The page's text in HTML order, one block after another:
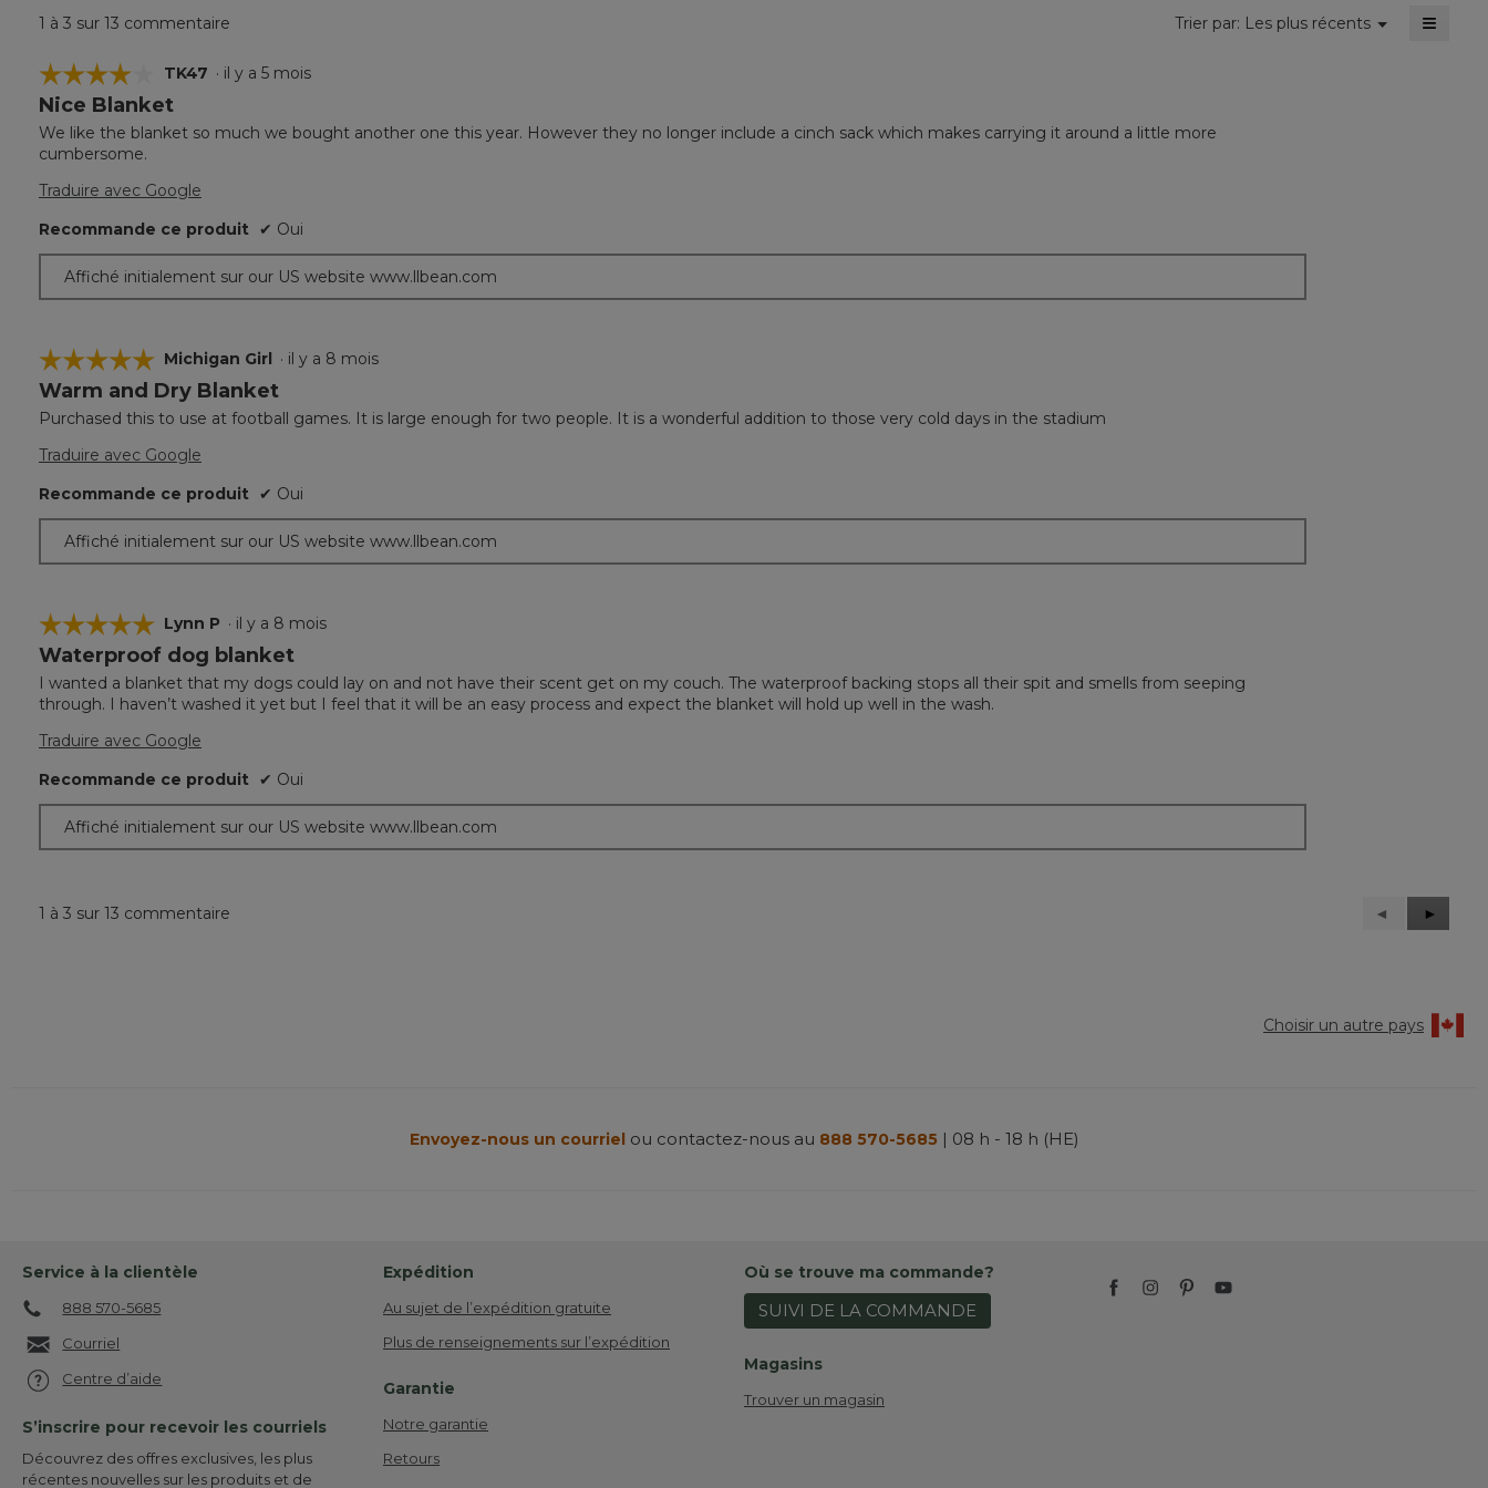
1 à 3 sur 13 commentaire Trier par: Les plus récents ▼
Menu ≡
☆☆☆☆☆
☆☆☆☆☆
4
sur
5.
TK47 · il y a 5 mois
Nice Blanket
We like the blanket so much we bought another one this year. However they no longer include a cinch sack which makes carrying it around a little more
cumbersome.
Traduire avec Google
Recommande ce produit ✔ Oui
Affiché initialement sur our US website www.llbean.com
☆☆☆☆☆
☆☆☆☆☆
5
sur
5.
Michigan Girl · il y a 8 mois
Warm and Dry Blanket
Purchased this to use at football games. It is large enough for two people. It is a wonderful addition to those very cold days in the stadium
Traduire avec Google
Recommande ce produit ✔ Oui
Affiché initialement sur our US website www.llbean.com
☆☆☆☆☆
☆☆☆☆☆
5
sur
5.
Lynn P · il y a 8 mois
Waterproof dog blanket
I wanted a blanket that my dogs could lay on and not have their scent get on my couch. The waterproof backing stops all their spit and smells from seeping
through. I haven’t washed it yet but I feel that it will be an easy process and expect the blanket will hold up well in the wash.
Traduire avec Google
Recommande ce produit ✔ Oui
Affiché initialement sur our US website www.llbean.com
1 à 3 sur 13 commentaire
Précédent
Reviews
◄
Suivant
Reviews
►
Choisir un autre pays
Envoyez-nous un courrielou contactez-nous au 888 570-5685 | 08 h - 18 h (HE)
Service à la clientèle
888 570-5685
Courriel
Centre d’aide
S’inscrire pour recevoir les courriels
Découvrez des offres exclusives, les plus
récentes nouvelles sur les produits et de
Expédition
Au sujet de l’expédition gratuite
Plus de renseignements sur l’expédition
Garantie
Notre garantie
Retours
Où se trouve ma commande?
SUIVI DE LA COMMANDE
Magasins
Trouver un magasin